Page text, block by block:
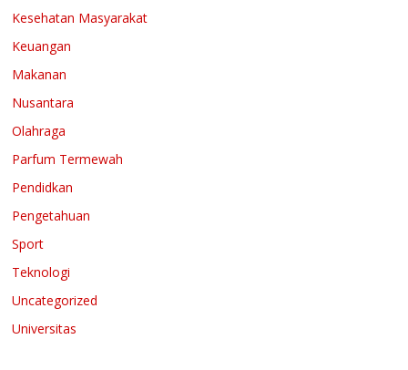
Kesehatan Masyarakat
Keuangan
Makanan
Nusantara
Olahraga
Parfum Termewah
Pendidkan
Pengetahuan
Sport
Teknologi
Uncategorized
Universitas